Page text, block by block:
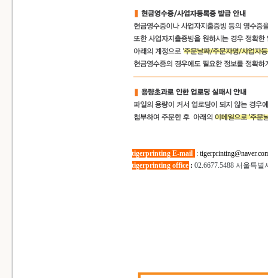
tigerprinting E-mail :
tigerprinting office : 02.6677.5488서울특별